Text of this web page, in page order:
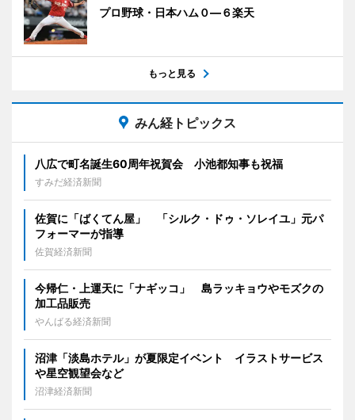
プロ野球・日本ハム０―６楽天
もっと見る
みん経トピックス
八広で町名誕生60周年祝賀会 小池都知事も祝福
すみだ経済新聞
佐賀に「ばくてん屋」 「シルク・ドゥ・ソレイユ」元パ
フォーマーが指導
佐賀経済新聞
今帰仁・上運天に「ナギッコ」 島ラッキョウやモズクの
加工品販売
やんばる経済新聞
沼津「淡島ホテル」が夏限定イベント イラストサービス
や星空観望会など
沼津経済新聞